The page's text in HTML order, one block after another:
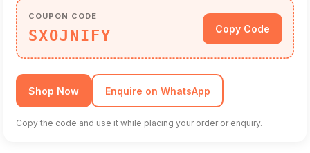
COUPON CODE
SXOJNIFY Copy Code
Shop Now Enquire on WhatsApp
Copy the code and use it while placing your order or enquiry.